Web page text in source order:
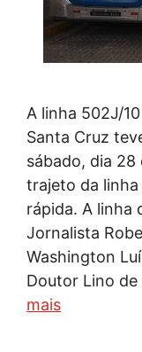
A linha 502J/
Santa Cruz
sábado, dia 28
trajeto da
rápida. A linha
Jornalista
Washington
Doutor Lino
mais